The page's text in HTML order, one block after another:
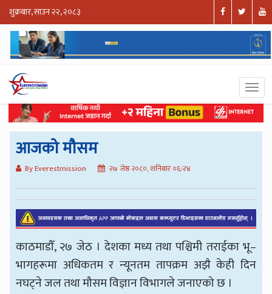
शुक्रबार, साउन २२, २०८३
आजको मौसम
By Everestmission २७ जेष्ठ २०८०, शनिबार ०६:२४
काठमाडौँ, २७ जेठ । देशका मध्य तथा पश्चिमी तराईका भू–
भागहरूमा अधिकतम र न्यूनतम तापक्रम अझै केही दिन
नघट्ने जल तथा मौसम विज्ञान विभागले जनाएको छ ।